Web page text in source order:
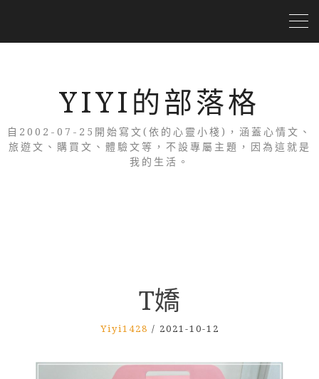
YIYI的部落格
自2002-07-25開始寫文(依的心靈小棧)，涵蓋心情文、
旅遊文、購買文、體驗文等，不設專屬主題，因為這就是
我的生活。
T嬌
Yiyi1428 / 2021-10-12